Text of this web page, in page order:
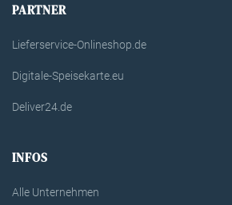
PARTNER
Lieferservice-Onlineshop.de
Digitale-Speisekarte.eu
Deliver24.de
INFOS
Alle Unternehmen